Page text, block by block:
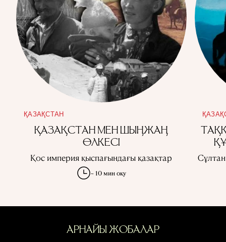
ҚАЗАҚСТАН
ҚАЗАҚСТАН МЕН ШЫҢЖАҢ
ӨЛКЕСІ
Қос империя қыспағындағы қазақтар
~ 10 мин оқу
Сұлтан
АРНАЙЫ ЖОБАЛАР